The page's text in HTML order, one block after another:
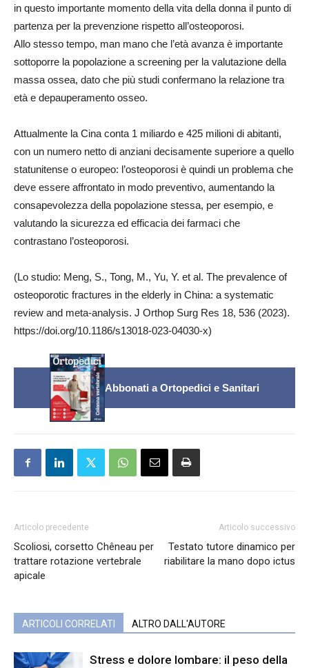
in questo importante momento della vita della donna il punto di
partenza per la prevenzione rispetto all’osteoporosi.
Allo stesso tempo, man mano che l’età avanza è importante
sottoporre la popolazione a screening per la valutazione della
massa ossea, dato che più studi confermano la relazione tra
età e depauperamento osseo.
Attualmente la Cina conta 1 miliardo e 425 milioni di abitanti,
con un numero netto di anziani decisamente superiore a quello
statunitense o europeo: l’osteoporosi è quindi un problema che
deve essere affrontato in modo preventivo, aumentando la
consapevolezza della popolazione stessa, per esempio, e
valutando la sicurezza ed efficacia dei farmaci che
contrastano l’osteoporosi.
(Lo studio: Meng, S., Tong, M., Yu, Y. et al. The prevalence of
osteoporotic fractures in the elderly in China: a systematic
review and meta-analysis. J Orthop Surg Res 18, 536 (2023).
https://doi.org/10.1186/s13018-023-04030-x)
Abbonati a Ortopedici e Sanitari
Articolo precedente
Scoliosi, corsetto Chêneau per
trattare rotazione vertebrale
apicale
Articolo successivo
Testato tutore dinamico per
riabilitare la mano dopo ictus
ARTICOLI CORRELATI ALTRO DALL'AUTORE
Stress e dolore lombare: il peso della